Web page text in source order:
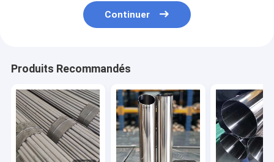
Continuer
Produits Recommandés